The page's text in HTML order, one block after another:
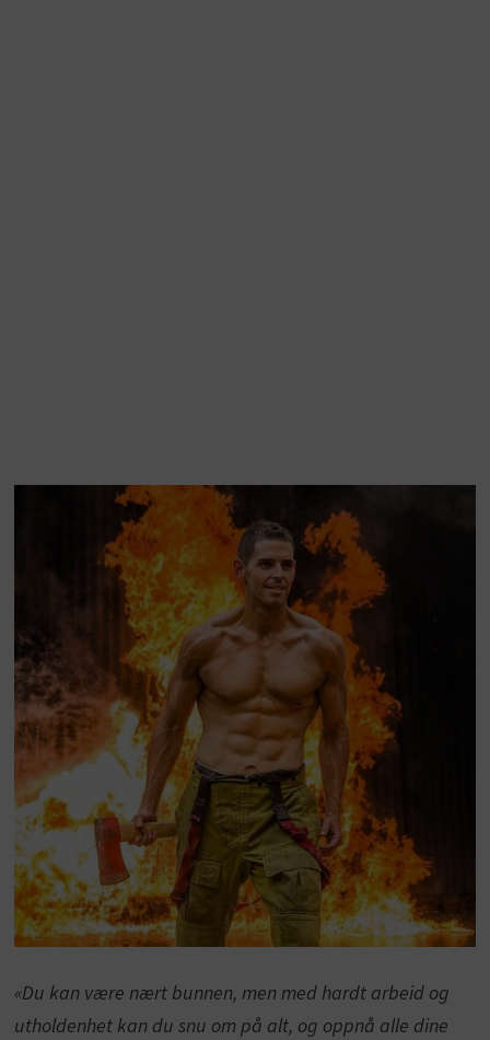
«Du kan være nært bunnen, men med hardt arbeid og
utholdenhet kan du snu om på alt, og oppnå alle dine